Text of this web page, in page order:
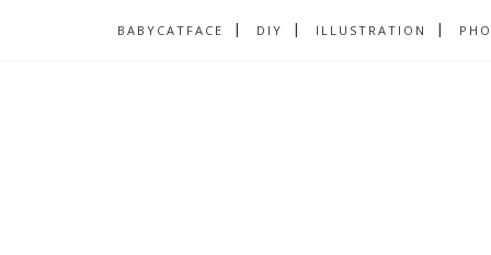
BABYCATFACE DIY ILLUSTRATION